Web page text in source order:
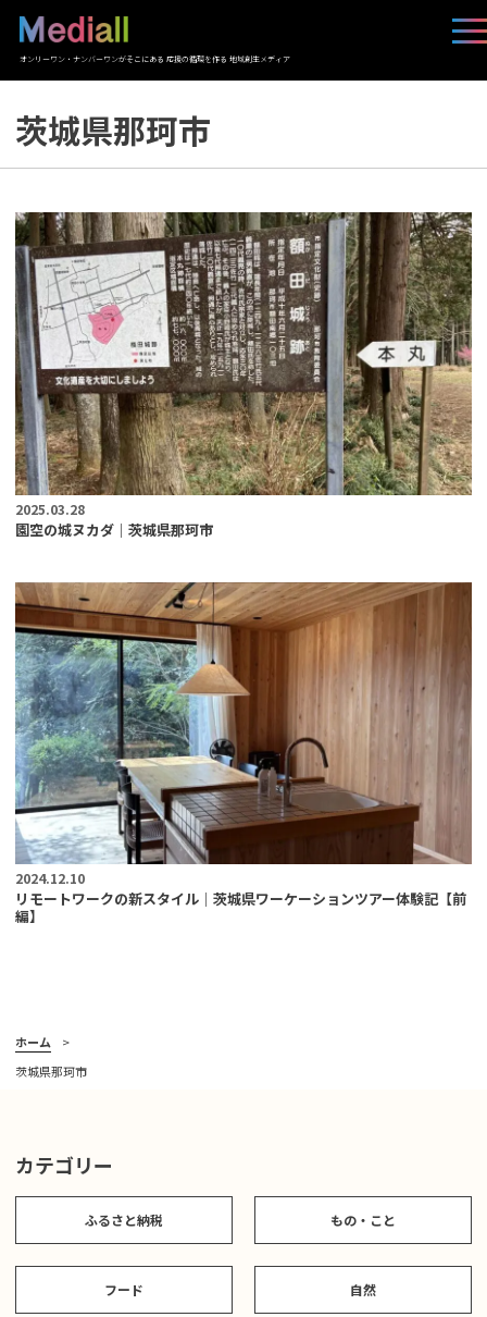
オンリーワン・ナンバーワンがそこにある 応援の循環を作る 地域創生メディア
茨城県那珂市
2025.03.28
園空の城ヌカダ｜茨城県那珂市
2024.12.10
リモートワークの新スタイル｜茨城県ワーケーションツアー体験記【前
編】
ホーム
茨城県那珂市
カテゴリー
ふるさと納税 もの・こと
フード 自然